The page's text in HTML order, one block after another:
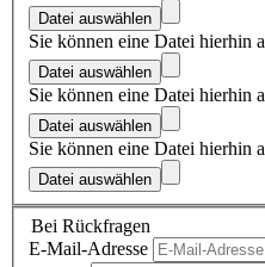
Datei auswählen
Sie können eine Datei hierhin
Datei auswählen
Sie können eine Datei hierhin
Datei auswählen
Sie können eine Datei hierhin
Datei auswählen
Bei Rückfragen
E-Mail-Adresse